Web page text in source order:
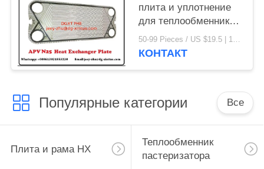
плита и уплотнение
для теплообменника
с плиткой
50-99 Pieces / US $19.5 | 100-199 Pieces / US $18.5 | 200-299 Pieces / US $18 | 300+ Pieces / US $17.6 MOQ:1
КОНТАКТ
Популярные категории Все
Плита и рама HX
Теплообменник
пастеризатора